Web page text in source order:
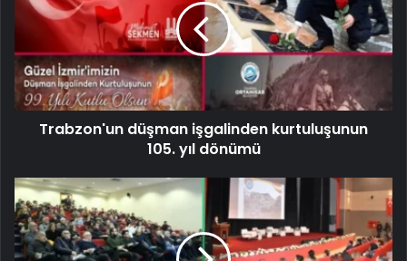
Trabzon'un düşman işgalinden kurtuluşunun
105. yıl dönümü